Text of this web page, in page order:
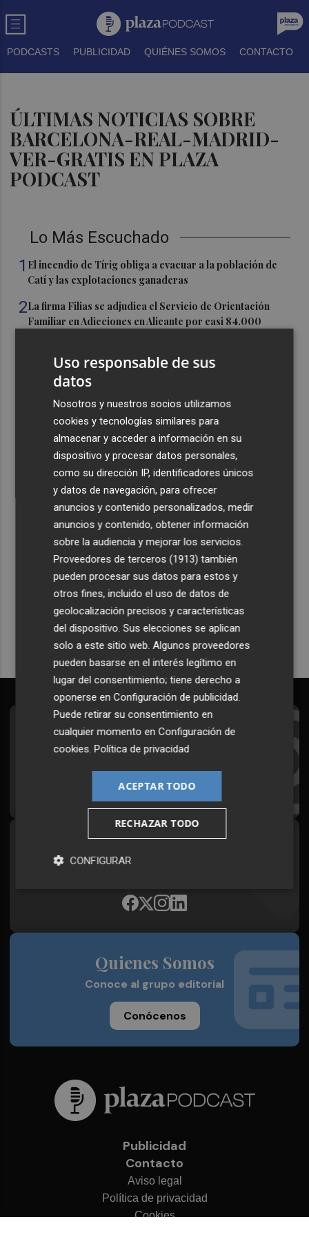
PODCASTS PUBLICIDAD QUIÉNES SOMOS CONTACTO
ÚLTIMAS NOTICIAS SOBRE
BARCELONA-REAL-MADRID-
VER-GRATIS EN PLAZA
PODCAST
Lo Más Escuchado
1 El incendio de Tírig obliga a evacuar a la población de
Catí y las explotaciones ganaderas
2La firma Filias se adjudica el Servicio de Orientación
Familiar en Adicciones en Alicante por casi 84.000
Los mercados y mercadillos de Alicante cierran el
próximo festivo del sábado, 15 de agosto
El PSPV traslada a Conselleria el "abandono" de la
Alquería Félix por parte del Ayuntamiento de València
El Valencia completa una pretemporada irregular, con
dudas y deberes pendientes
Recibe toda la actualidad de
Plaza Podcast en tu correo
Quiero suscribirme
Suscríbete al Boletín
Todos los días a primera hora en tu email
¡Quiero suscribirme!
Plaza Podcast, desde cualquier medio
Quienes Somos
Conoce al grupo editorial
Conócenos
Publicidad
Contacto
Aviso legal
Política de privacidad
Cookies
Uso responsable de sus
datos
Nosotros y nuestros socios utilizamos
cookies y tecnologías similares para
almacenar y acceder a información en su
dispositivo y procesar datos personales,
como su dirección IP, identificadores únicos
y datos de navegación, para ofrecer
anuncios y contenido personalizados, medir
anuncios y contenido, obtener información
sobre la audiencia y mejorar los servicios.
Proveedores de terceros (1913) también
pueden procesar sus datos para estos y
otros fines, incluido el uso de datos de
geolocalización precisos y características
del dispositivo. Sus elecciones se aplican
solo a este sitio web. Algunos proveedores
pueden basarse en el interés legítimo en
lugar del consentimiento; tiene derecho a
oponerse enConfiguración de publicidad
Puede retirar su consentimiento en
cualquier momento enConfiguración de
cookies .Política de privacidad
ACEPTAR TODO
RECHAZAR TODO
CONFIGURAR